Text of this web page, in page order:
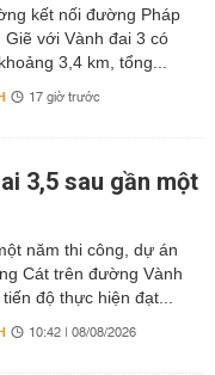
kết nối đường Pháp
Giẽ với Vành đai 3 có
3,4 km, tổng...
17 giờ trước
3,5 sau gần một
năm thi công, dự án
Cát trên đường Vành
độ thực hiện đạt...
10:42 | 08/08/2026